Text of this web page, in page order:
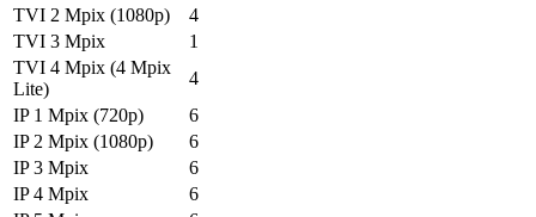
TVI 2 Mpix (1080p)
4
TVI 3 Mpix
1
TVI 4 Mpix (4 Mpix
Lite)
4
IP 1 Mpix (720p)
6
IP 2 Mpix (1080p)
6
IP 3 Mpix
6
IP 4 Mpix
6